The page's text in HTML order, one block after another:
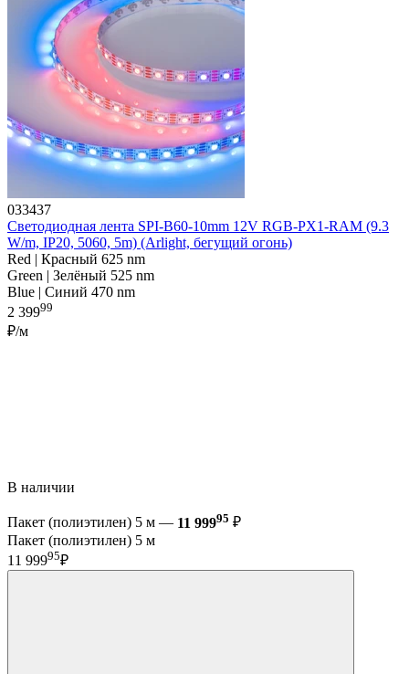
033437
Светодиодная лента SPI-B60-10mm 12V RGB-PX1-RAM (9.3
W/m, IP20, 5060, 5m) (Arlight, бегущий огонь)
Red | Красный 625 nm
Green | Зелёный 525 nm
Blue | Синий 470 nm
2 39999
₽/м
В наличии
Пакет (полиэтилен) 5 м — 11 99995 ₽
Пакет (полиэтилен) 5 м
11 99995₽